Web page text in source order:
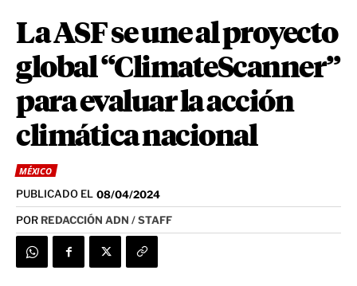
La ASF se une al proyecto
global “ClimateScanner”
para evaluar la acción
climática nacional
MÉXICO
PUBLICADO EL 08/04/2024
POR REDACCIÓN ADN / STAFF